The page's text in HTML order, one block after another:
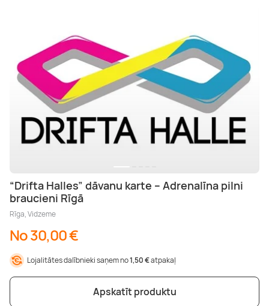
“Drifta Halles” dāvanu karte – Adrenalīna pilni
braucieni Rīgā
Rīga, Vidzeme
No 30,00 €
Lojalitātes dalībnieki saņem no1,50 €atpakaļ
Apskatīt produktu